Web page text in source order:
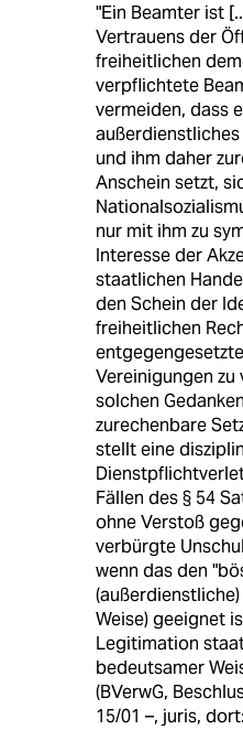
"Ein Beamter ist
Vertrauens der
freiheitlichen
verpflichtete
vermeiden, dass
und ihm daher
Anschein setzt,
nur mit ihm zu
Interesse der
staatlichen
den Schein der
freiheitlichen
Vereinigungen zu
solchen
zurechenbare
stellt eine
Fällen des § 54
ohne Verstoß
verbürgte
wenn das den
Weise) geeignet
Legitimation
bedeutsamer
(BVerwG,
15/01 –, juris,